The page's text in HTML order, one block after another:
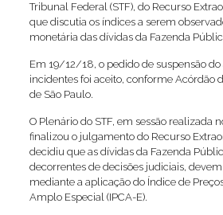
Tribunal Federal (STF), do Recurso
que discutia os índices a serem
monetária das dívidas da Fazenda
Em 19/12/18, o pedido de suspensão
incidentes foi aceito, conforme Acórdão
de São Paulo.
O Plenário do STF, em sessão realizada
finalizou o julgamento do Recurso
decidiu que as dívidas da Fazenda
decorrentes de decisões judiciais,
mediante a aplicação do Índice de
Amplo Especial (IPCA-E).